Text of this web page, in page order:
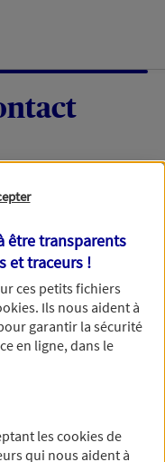
dans les
téléphone.
vous concernant. Pour
être transparents
et traceurs !
ces petits fichiers
. Ils nous aident à
garantir la sécurité
en ligne, dans le
lescookiesde
qui nous aident à